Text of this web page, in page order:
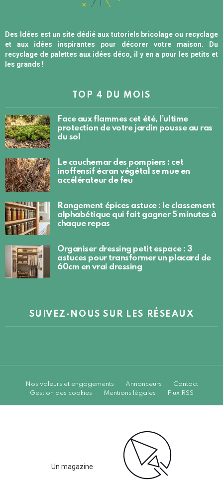
Des Idées est un site dédié aux tutoriels bricolage ou recyclage
et aux idées inspirantes pour décorer votre maison. Du
recyclage de palettes aux idées déco, il y en a pour les petits et
les grands !
TOP 4 DU MOIS
Face aux flammes cet été, l’ultime
protection de votre jardin pousse au ras
du sol
Le cauchemar des pompiers : cet
inoffensif écran végétal se mue en
accélérateur de feu
Rangement épices astuce : le classement
alphabétique qui fait gagner 5 minutes à
chaque repas
Organiser dressing petit espace : 3
astuces pour transformer un placard de
60cm en vrai dressing
SUIVEZ-NOUS SUR LES RÉSEAUX
Nos valeurs et engagements Annonceurs
Contact
Gestion des cookies
Mentions légales Flux RSS
Un magazine